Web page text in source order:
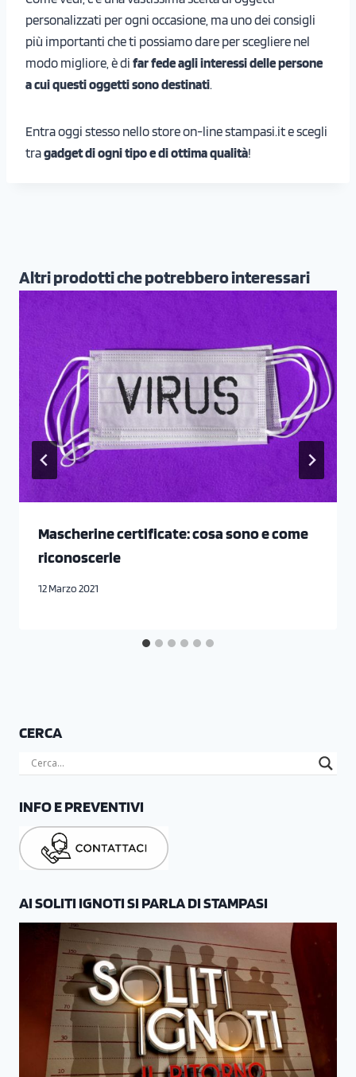
personalizzati per ogni occasione, ma uno dei consigli
più importanti che ti possiamo dare per scegliere nel
modo migliore, è di far fede agli interessi delle persone
a cui questi oggetti sono destinati.
Entra oggi stesso nello store on-line stampasi.it e scegli
tragadget di ogni tipo e di ottima qualità!
Altri prodotti che potrebbero interessari
Mascherine certificate: cosa sono e come
riconoscerle
12 Marzo 2021
CERCA
INFO E PREVENTIVI
AI SOLITI IGNOTI SI PARLA DI STAMPASI